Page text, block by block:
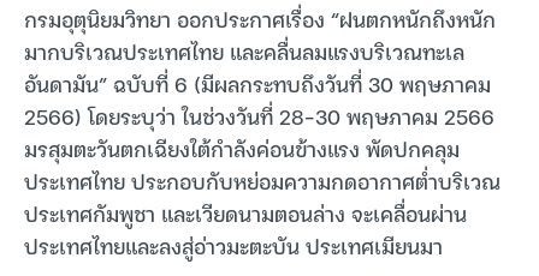
กรมอุตุนิยมวิทยา ออกประกาศเรื่อง “ฝนตกหนักถึงหนัก
มากบริเวณประเทศไทย และคลื่นลมแรงบริเวณทะเล
อันดามัน” ฉบับที่ 6 (มีผลกระทบถึงวันที่ 30 พฤษภาคม
2566) โดยระบุว่า ในช่วงวันที่ 28-30 พฤษภาคม 2566
มรสุมตะวันตกเฉียงใต้กำลังค่อนข้างแรง พัดปกคลุม
ประเทศไทย ประกอบกับหย่อมความกดอากาศต่ำบริเวณ
ประเทศกัมพูชา และเวียดนามตอนล่าง จะเคลื่อนผ่าน
ประเทศไทยและลงสู่อ่าวมะตะบัน ประเทศเมียนมา